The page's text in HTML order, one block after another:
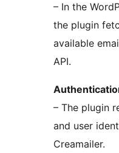
– In the
the plugin
available
API.
– The plugin
and user
Creamailer.